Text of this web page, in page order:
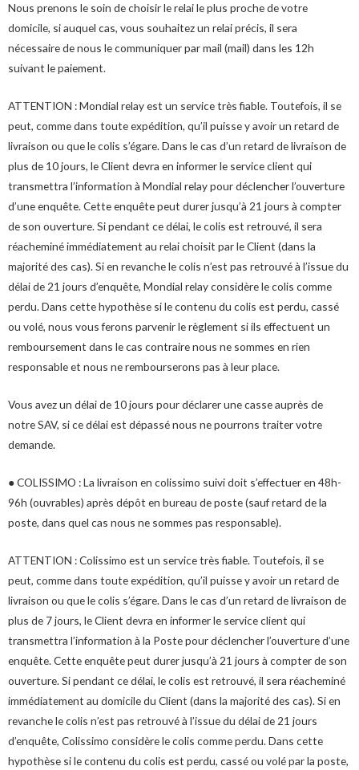
Nous prenons le soin de choisir le relai le plus proche de votre
domicile, si auquel cas, vous souhaitez un relai précis, il sera
nécessaire de nous le communiquer par mail (mail) dans les 12h
suivant le paiement.
ATTENTION : Mondial relay est un service très fiable. Toutefois, il se
peut, comme dans toute expédition, qu’il puisse y avoir un retard de
livraison ou que le colis s’égare. Dans le cas d’un retard de livraison de
plus de 10 jours, le Client devra en informer le service client qui
transmettra l’information à Mondial relay pour déclencher l’ouverture
d’une enquête. Cette enquête peut durer jusqu’à 21 jours à compter
de son ouverture. Si pendant ce délai, le colis est retrouvé, il sera
réacheminé immédiatement au relai choisit par le Client (dans la
majorité des cas). Si en revanche le colis n’est pas retrouvé à l’issue du
délai de 21 jours d’enquête, Mondial relay considère le colis comme
perdu. Dans cette hypothèse si le contenu du colis est perdu, cassé
ou volé, nous vous ferons parvenir le règlement si ils effectuent un
remboursement dans le cas contraire nous ne sommes en rien
responsable et nous ne rembourserons pas à leur place.
Vous avez un délai de 10 jours pour déclarer une casse auprès de
notre SAV, si ce délai est dépassé nous ne pourrons traiter votre
demande.
● COLISSIMO : La livraison en colissimo suivi doit s’effectuer en 48h-
96h (ouvrables) après dépôt en bureau de poste (sauf retard de la
poste, dans quel cas nous ne sommes pas responsable).
ATTENTION : Colissimo est un service très fiable. Toutefois, il se
peut, comme dans toute expédition, qu’il puisse y avoir un retard de
livraison ou que le colis s’égare. Dans le cas d’un retard de livraison de
plus de 7 jours, le Client devra en informer le service client qui
transmettra l’information à la Poste pour déclencher l’ouverture d’une
enquête. Cette enquête peut durer jusqu’à 21 jours à compter de son
ouverture. Si pendant ce délai, le colis est retrouvé, il sera réacheminé
immédiatement au domicile du Client (dans la majorité des cas). Si en
revanche le colis n’est pas retrouvé à l’issue du délai de 21 jours
d’enquête, Colissimo considère le colis comme perdu. Dans cette
hypothèse si le contenu du colis est perdu, cassé ou volé par la poste,